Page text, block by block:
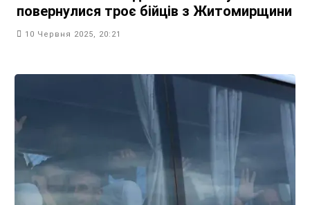
повернулися троє бійців з Житомирщини
10 Червня 2025, 20:21